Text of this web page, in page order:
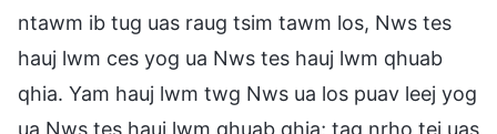
ntawm ib tug uas raug tsim tawm los, Nws tes
hauj lwm ces yog ua Nws tes hauj lwm qhuab
qhia. Yam hauj lwm twg Nws ua los puav leej yog
ua Nws tes hauj lwm qhuab qhia; tag nrho tej uas